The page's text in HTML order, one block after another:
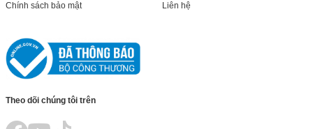
Chính sách bảo mật
Liên hệ
Theo dõi chúng tôi trên